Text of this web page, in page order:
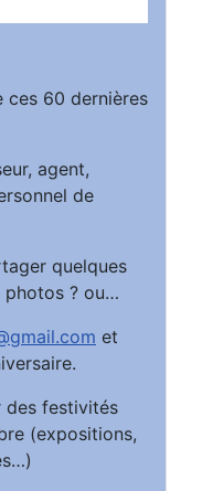
ces 60 dernières
agent,
de
quelques
photos ? ou…
et
des festivités
(expositions,